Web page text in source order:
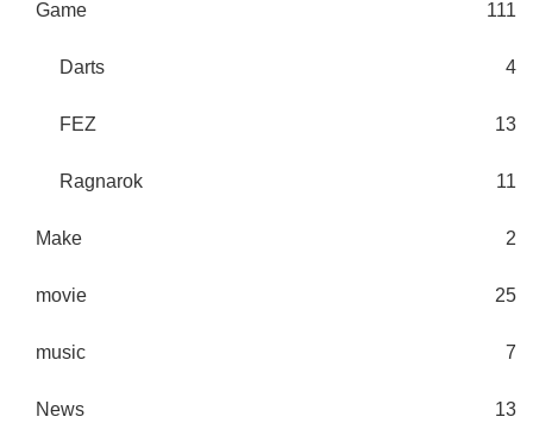
Game 111
Darts 4
FEZ 13
Ragnarok 11
Make 2
movie 25
music 7
News 13